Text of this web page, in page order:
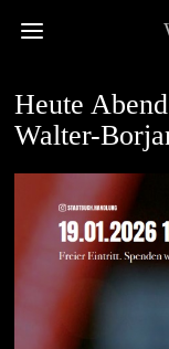
Heute
Walter-